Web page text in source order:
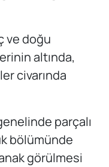
ve doğu
altında,
civarında
parçalı
bölümünde
görülmesi